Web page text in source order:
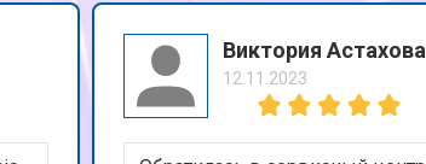
от 2300 ₽ Заказать
Виктория Астахова
12.11.2023